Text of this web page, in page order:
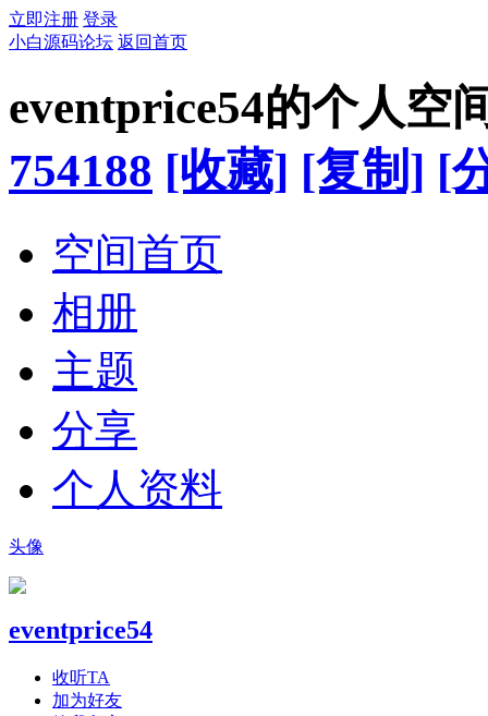
立即注册 登录
小白源码论坛 返回首页
eventprice54的个人空
754188 [收藏] [复制] [
空间首页
相册
主题
分享
个人资料
头像
eventprice54
收听TA
加为好友